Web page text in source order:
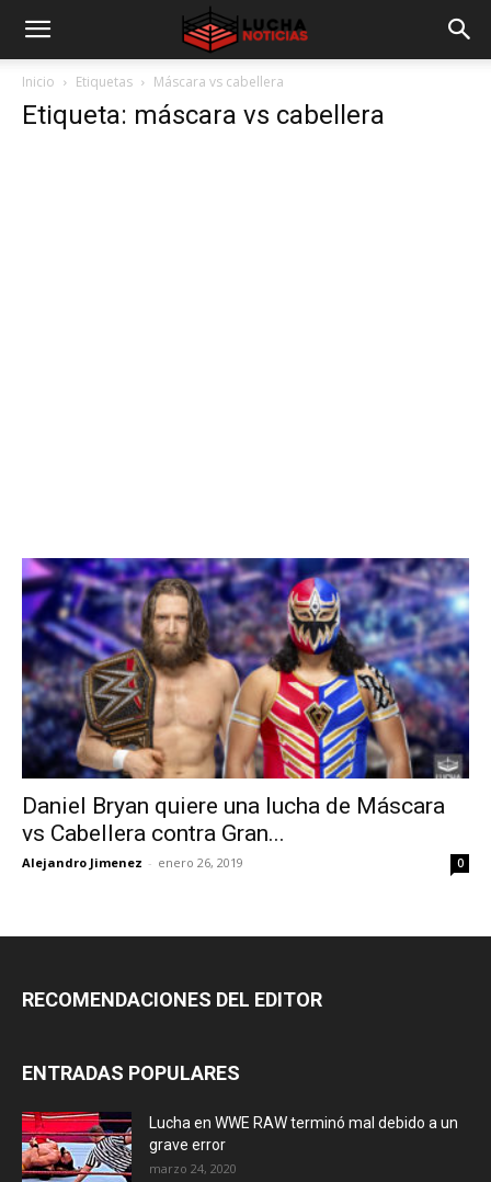
Inicio Etiquetas Máscara vs cabellera
Etiqueta: máscara vs cabellera
Daniel Bryan quiere una lucha de Máscara
vs Cabellera contra Gran...
Alejandro Jimenez - enero 26, 2019 0
RECOMENDACIONES DEL EDITOR
ENTRADAS POPULARES
Lucha en WWE RAW terminó mal debido a un
grave error
marzo 24, 2020